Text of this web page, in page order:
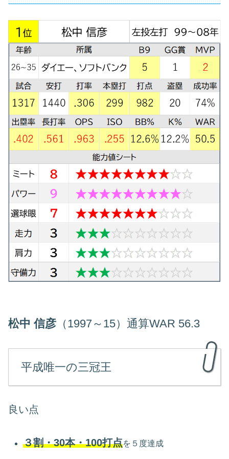
松中 信彦 （1997～15）通算WAR 56.3
平成唯一の三冠王
良い点
３割・30本・100打点を５度達成